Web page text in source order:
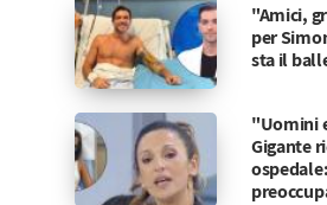
"Amici,
per
sta il
"Uomini
Gigante